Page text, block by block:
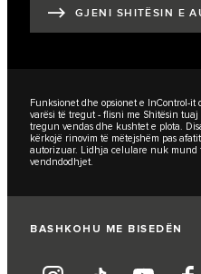
GJENI SHITËSIN E
Funksionet dhe opsionet e InControl-
varësi të tregut - flisni me Shitësin
tregun vendas dhe kushtet e plota.
kërkojë rinovim të mëtejshëm pas
autorizuar. Lidhja celulare nuk mund
vendndodhjet.
BASHKOHU ME BISEDËN